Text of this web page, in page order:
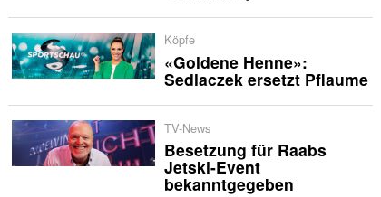
Köpfe
«Goldene Henne»:
Sedlaczek ersetzt Pflaume
TV-News
Besetzung für Raabs
Jetski-Event
bekanntgegeben